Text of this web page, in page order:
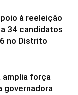
à reeleição
34 candidatos
no Distrito
amplia força
governadora